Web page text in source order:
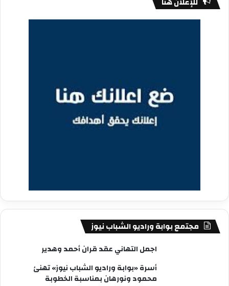
مجتمع بوابة وراديو الشباب نيوز
اجمل التهاني عقد قران أحمد وهدير
أسرة «بوابة وراديو الشباب نيوز» تهنئ
محمود ونورهان بمناسبة الخطوبة